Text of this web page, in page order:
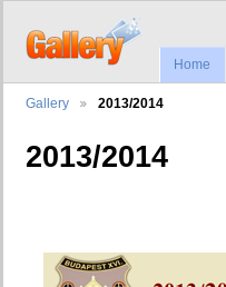
Home
Gallery 2013/2014
2013/2014